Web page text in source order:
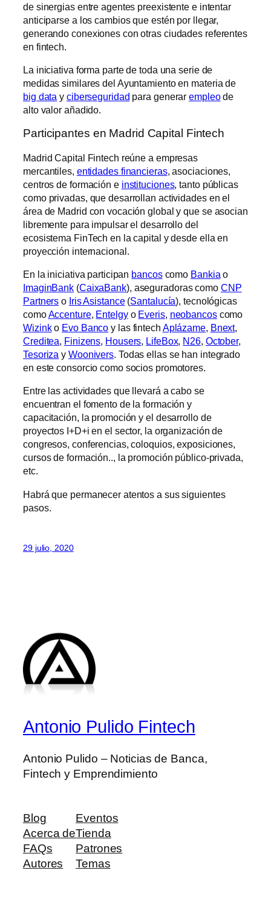
de sinergias entre agentes preexistente e intentar
anticiparse a los cambios que estén por llegar,
generando conexiones con otras ciudades referentes
en fintech.
La iniciativa forma parte de toda una serie de
medidas similares del Ayuntamiento en materia de
big data y ciberseguridad para generarempleode
alto valor añadido.
Participantes en Madrid Capital Fintech
Madrid Capital Fintech reúne a empresas
mercantiles, entidades financieras, asociaciones,
centros de formación e instituciones, tanto públicas
como privadas, que desarrollan actividades en el
área de Madrid con vocación global y que se asocian
libremente para impulsar el desarrollo del
ecosistema FinTech en la capital y desde ella en
proyección internacional.
En la iniciativa participan bancoscomo Bankia o
ImaginBank (CaixaBank), aseguradoras como CNP
Partners o Iris Asistance(Santalucía), tecnológicas
comoAccenture, Entelgyo Everis, neobancoscomo
Wizinko Evo Banco y las fintech Aplázame, Bnext,
Creditea, Finizens, Housers, LifeBox, N26, October,
Tesoriza y Woonivers. Todas ellas se han integrado
en este consorcio como socios promotores.
Entre las actividades que llevará a cabo se
encuentran el fomento de la formación y
capacitación, la promoción y el desarrollo de
proyectos I+D+i en el sector, la organización de
congresos, conferencias, coloquios, exposiciones,
cursos de formación.., la promoción público-privada,
etc.
Habrá que permanecer atentos a sus siguientes
pasos.
29 julio, 2020
Antonio Pulido Fintech
Antonio Pulido – Noticias de Banca,
Fintech y Emprendimiento
Blog
Acerca de
FAQs
Autores
Eventos
Tienda
Patrones
Temas